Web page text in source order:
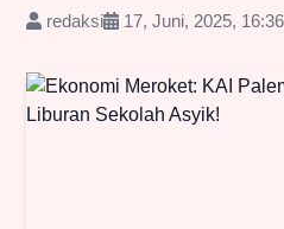
redaksi 17, Juni, 2025,